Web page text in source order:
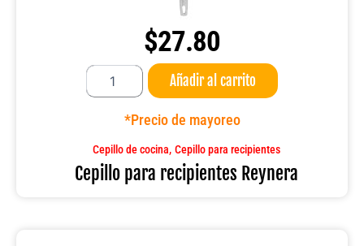
$27.80
Cepillo
recipientes
Añadir al carrito
*Precio de mayoreo
Cepillo de cocina, Cepillo para recipientes
Cepillo para recipientes Reynera